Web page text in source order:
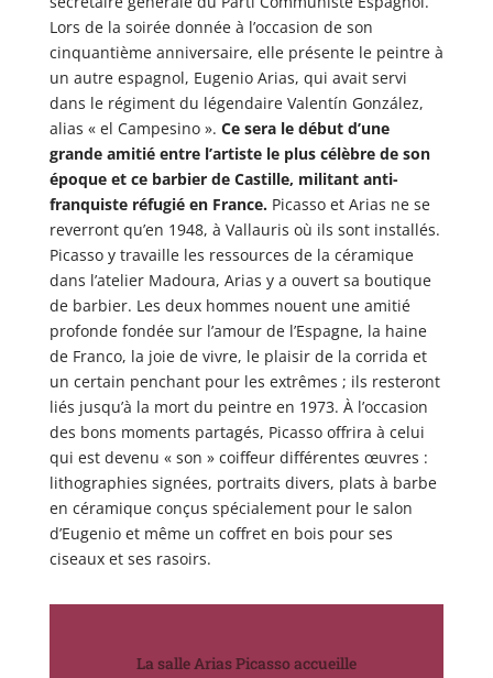
Lors de la soirée donnée à l’occasion de son
cinquantième anniversaire, elle présente le peintre à
un autre espagnol, Eugenio Arias, qui avait servi
dans le régiment du légendaire Valentín González,
alias « el Campesino ». Ce sera le début d’une
grande amitié entre l’artiste le plus célèbre de son
époque et ce barbier de Castille, militant anti-
franquiste réfugié en France.Picasso et Arias ne se
reverront qu’en 1948, à Vallauris où ils sont installés.
Picasso y travaille les ressources de la céramique
dans l’atelier Madoura, Arias y a ouvert sa boutique
de barbier. Les deux hommes nouent une amitié
profonde fondée sur l’amour de l’Espagne, la haine
de Franco, la joie de vivre, le plaisir de la corrida et
un certain penchant pour les extrêmes ; ils resteront
liés jusqu’à la mort du peintre en 1973. À l’occasion
des bons moments partagés, Picasso offrira à celui
qui est devenu « son » coiffeur différentes œuvres :
lithographies signées, portraits divers, plats à barbe
en céramique conçus spécialement pour le salon
d’Eugenio et même un coffret en bois pour ses
ciseaux et ses rasoirs.
La salle Arias Picasso accueille